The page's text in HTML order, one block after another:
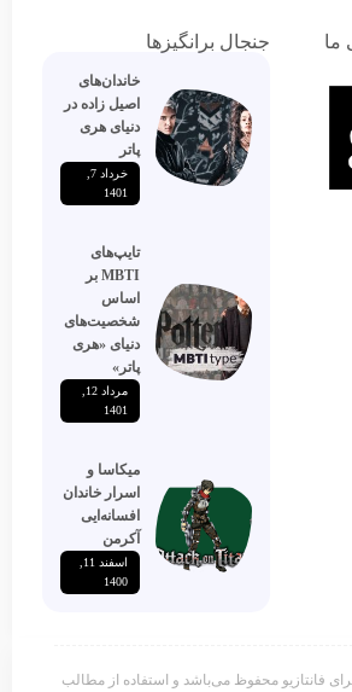
ما جنجال برانگیزها
خاندان‌های
اصیل زاده‌ در
دنیای هری
پاتر
1401
تایپ‌های
MBTI بر
اساس
شخصیت‌های
دنیای «هری
پاتر»
1401
میکاسا و
اسرار خاندان
افسانه‌ایی
آکرمن
1400
برای فانتازیو محفوظ می‌باشد و استفاده از مطالب